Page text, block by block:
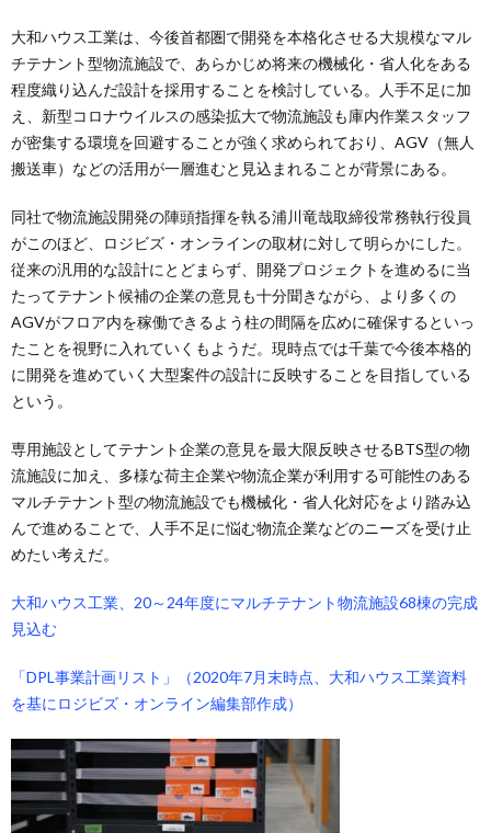
大和ハウス工業は、今後首都圏で開発を本格化させる大規模なマル
チテナント型物流施設で、あらかじめ将来の機械化・省人化をある
程度織り込んだ設計を採用することを検討している。人手不足に加
え、新型コロナウイルスの感染拡大で物流施設も庫内作業スタッフ
が密集する環境を回避することが強く求められており、AGV（無人
搬送車）などの活用が一層進むと見込まれることが背景にある。
同社で物流施設開発の陣頭指揮を執る浦川竜哉取締役常務執行役員
がこのほど、ロジビズ・オンラインの取材に対して明らかにした。
従来の汎用的な設計にとどまらず、開発プロジェクトを進めるに当
たってテナント候補の企業の意見も十分聞きながら、より多くの
AGVがフロア内を稼働できるよう柱の間隔を広めに確保するといっ
たことを視野に入れていくもようだ。現時点では千葉で今後本格的
に開発を進めていく大型案件の設計に反映することを目指している
という。
専用施設としてテナント企業の意見を最大限反映させるBTS型の物
流施設に加え、多様な荷主企業や物流企業が利用する可能性のある
マルチテナント型の物流施設でも機械化・省人化対応をより踏み込
んで進めることで、人手不足に悩む物流企業などのニーズを受け止
めたい考えだ。
大和ハウス工業、20～24年度にマルチテナント物流施設68棟の完成
見込む
「DPL事業計画リスト」（2020年7月末時点、大和ハウス工業資料
を基にロジビズ・オンライン編集部作成）